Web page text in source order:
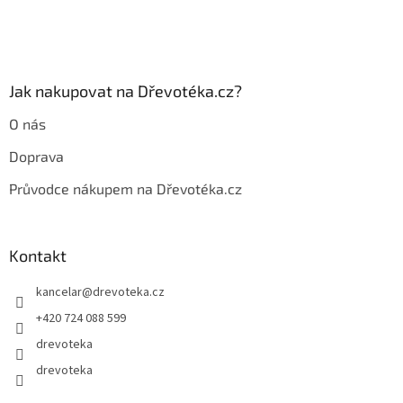
Jak nakupovat na Dřevotéka.cz?
O nás
Doprava
Průvodce nákupem na Dřevotéka.cz
Kontakt
kancelar@drevoteka.cz
+420 724 088 599
drevoteka
drevoteka